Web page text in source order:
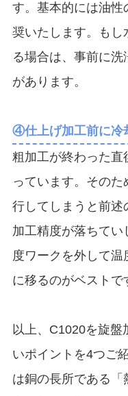
す。基本的には油性
奨いたします。もし
る場合は、事前に
があります。
④仕上げ加工前に冷
粗加工が終わった直
っています。その
行してしまうと前述
加工精度が落ちて
度ワークを外して
に移るのがベストで
以上、C1020を旋盤
いポイントを4つご
は銅の長所である